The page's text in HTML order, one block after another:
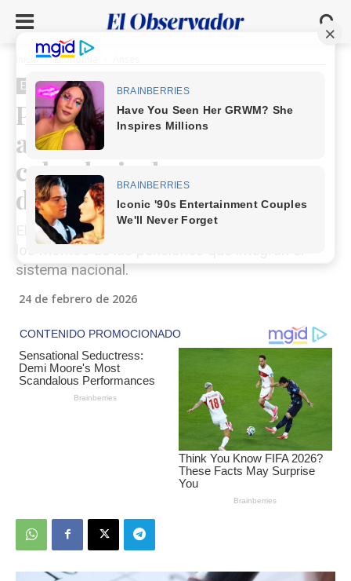
Inicio Economía
Economía Anses
Pensiones actualizadas:
aumento confirmado y
calendario de pago
definido
El ajuste por movilidad previsional se refleja en
los montos de las pensiones que integran el
sistema nacional.
24 de febrero de 2026